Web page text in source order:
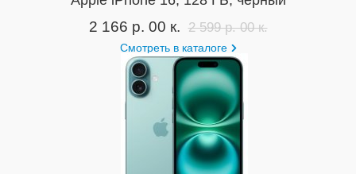
2 166 р. 00 к. 2 599 р. 00 к.
Смотреть в каталоге